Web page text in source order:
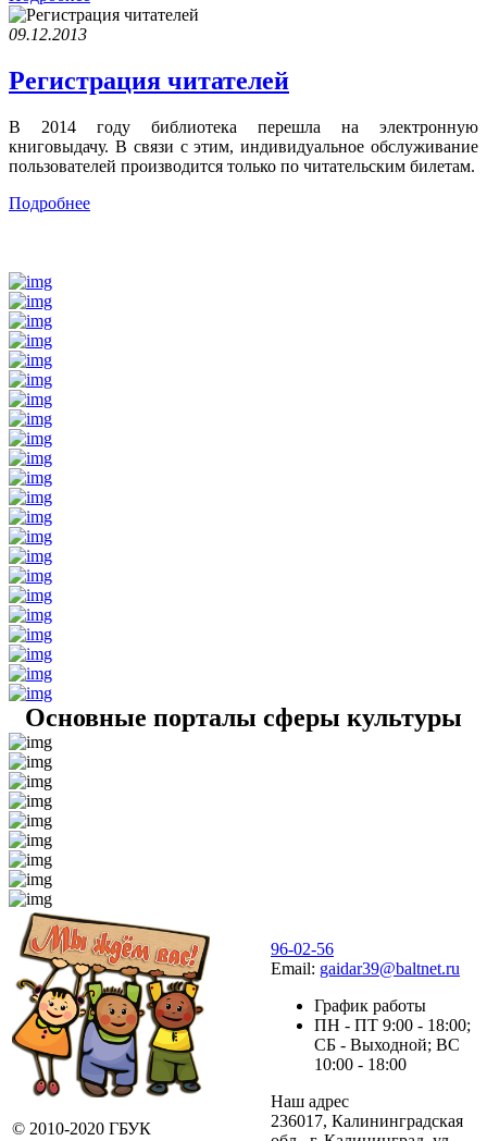
09.12.2013
Регистрация читателей
В 2014 году библиотека перешла на электронную
книговыдачу. В связи с этим, индивидуальное обслуживание
пользователей производится только по читательским билетам.
Подробнее
Основные порталы сферы культуры
© 2010-2020 ГБУК
96-02-56
Email: gaidar39@baltnet.ru
График работы
ПН - ПТ 9:00 - 18:00;
СБ - Выходной; ВС
10:00 - 18:00
Наш адрес
236017, Калининградская